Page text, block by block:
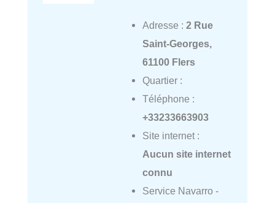
Adresse : 2 Rue
Saint-Georges,
61100 Flers
Quartier :
Téléphone :
+33233663903
Site internet :
Aucun site internet
connu
Service Navarro -